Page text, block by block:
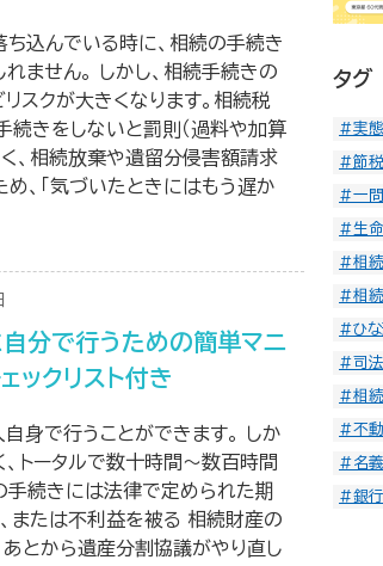
込んでいる時に、相続の手続き
ません。 しかし、相続手続きの
スクが大きくなります。相続税
きをしないと罰則（過料や加算
、相続放棄や遺留分侵害額請求
、「気づいたときにはもう遅か
分で行うための簡単マニ
ックリスト付き
身で行うことができます。 しか
トータルで数十時間〜数百時間
手続きには法律で定められた期
または不利益を被る 相続財産の
とから遺産分割協議がやり直し
タグ
#実
#節税
#一
#生
#相続
#相
#ひな
#司
#相続
#不
#名
#銀行